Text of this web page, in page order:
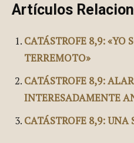
Artículos
CATÁSTROFE 8,9: «YO
TERREMOTO»
CATÁSTROFE 8,9:
INTERESADAMENTE
CATÁSTROFE 8,9: UNA